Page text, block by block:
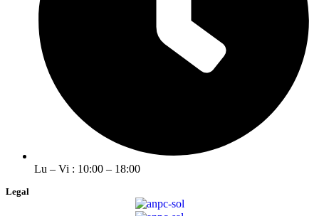
Lu – Vi : 10:00 – 18:00
Legal